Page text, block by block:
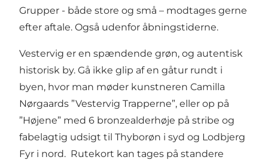
Grupper - både store og små – modtages gerne
efter aftale. Også udenfor åbningstiderne.
Vestervig er en spændende grøn, og autentisk
historisk by. Gå ikke glip af en gåtur rundt i
byen, hvor man møder kunstneren Camilla
Nørgaards ”Vestervig Trapperne”, eller op på
”Højene” med 6 bronzealderhøje på stribe og
fabelagtig udsigt til Thyborøn i syd og Lodbjerg
Fyr i nord. Rutekort kan tages på standere